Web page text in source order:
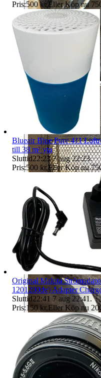
Pris:500 kr,Eller Köp nu
Blueair Blue Pure 411
till 38 m² yta
Sluttid22:23 7 aug 22:23.
Pris:500 kr,Eller Köp nu
Original Makita
1201200dv) Adapter
Sluttid22:41 7 aug 22:41 .
Pris:150 kr,Eller Köp nu